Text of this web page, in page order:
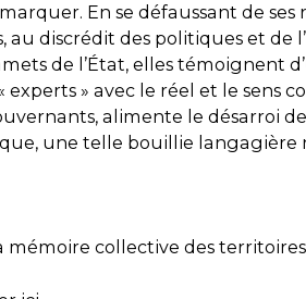
En se défaussant de
discrédit des politiques et de
de l’État, elles témoignent
» avec le réel et le
alimente le désarroi
une telle bouillie langagière
mémoire collective des